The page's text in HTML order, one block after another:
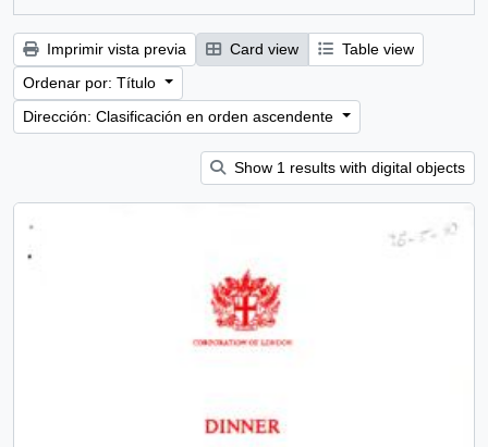
Imprimir vista previa Card view
Table view
Ordenar por: Título
Dirección: Clasificación en orden ascendente
Show 1 results with digital objects